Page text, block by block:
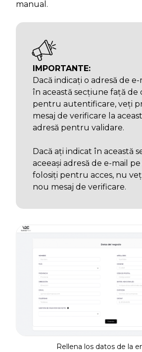
Rellena los datos de la
manual.
IMPORTANTE:
Dacă indicați o adresă de
în această secțiune față de
pentru autentificare, veți
mesaj de verificare la
adresă pentru validare.
Dacă ați indicat în această
aceeași adresă de e-mail
folosiți pentru acces, nu
nou mesaj de verificare.